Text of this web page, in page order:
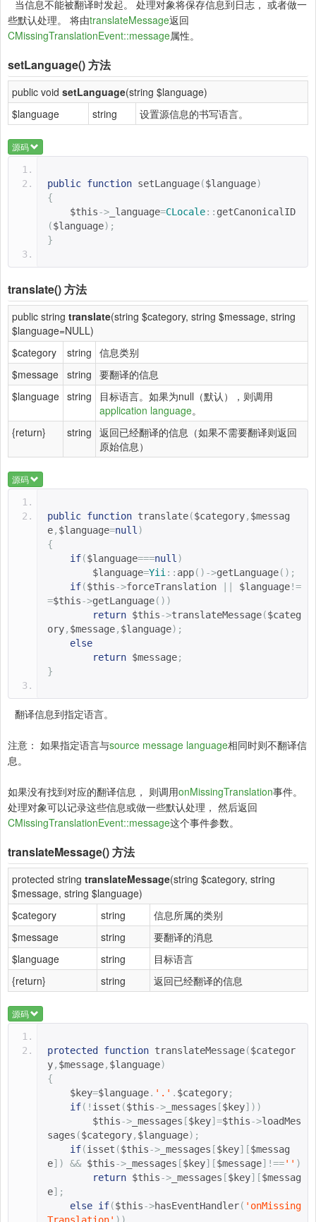
当信息不能被翻译时发起。 处理对象将保存信息到日志， 或者做一
些默认处理。 将由translateMessage返回
CMissingTranslationEvent::message属性。
setLanguage()方法
public void setLanguage(string $language)
$language
string 设置源信息的书写语言。
源码
public function setLanguage($language)
{
$this-> _language=CLocale:: getCanonicalID
($language);
}
translate()方法
public string translate(string $category, string $message, string
$language=NULL)
$category
string 信息类别
$message string 要翻译的信息
$language string
目标语言。如果为null（默认），则调用
application language。
{return}
string 返回已经翻译的信息（如果不需要翻译则返回
原始信息）
源码
public function translate($category, $messag
e, $language=null )
{
if($language===null )
$language=Yii :: app()->getLanguage();
if($this->forceTranslation $language!=
=$this->getLanguage())
return $this->translateMessage($categ
ory, $message, $language);
else
return $message;
}
翻译信息到指定语言。
注意： 如果指定语言与source message language相同时则不翻译信
息。
如果没有找到对应的翻译信息， 则调用onMissingTranslation事件。
处理对象可以记录这些信息或做一些默认处理， 然后返回
CMissingTranslationEvent::message这个事件参数。
translateMessage()方法
protected string translateMessage(string $category, string
$message, string $language)
$category
string
信息所属的类别
$message
string
要翻译的消息
$language
string
目标语言
{return}
string 返回已经翻译的信息
源码
protected function translateMessage($categor
y, $message, $language)
{
$key=$language. '.' . $category;
if(! isset ($this-> _messages [$key]))
$this-> _messages [$key]=$this->loadMes
sages ($category, $language);
if(isset ($this-> _messages [$key][$messag
e]) && $this-> _messages [$key][$message]!=='' )
return $this-> _messages [$key][$messag
e];
else if($this->hasEventHandler( 'onMissing